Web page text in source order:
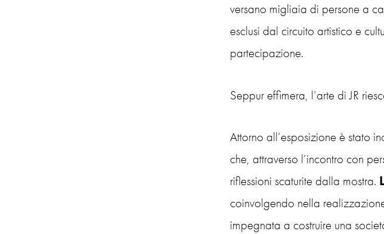
versano migliaia di persone a
esclusi dal circuito artistico e
partecipazione.
Seppur effimera, l’arte di JR
Attorno all’esposizione è stato
che, attraverso l’incontro con
riflessioni scaturite dalla mostra.
coinvolgendo nella
impegnata a costruire una